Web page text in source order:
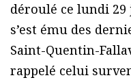
déroulé ce lundi 29
s’est ému des
Saint-Quentin-
rappelé celui